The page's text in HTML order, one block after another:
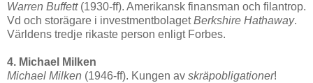
Warren Buffett(1930-ff). Amerikansk finansman och filantrop.
Vd och storägare i investmentbolagetBerkshire Hathaway.
Världens tredje rikaste person enligt Forbes.
4. Michael Milken
Michael Milken (1946-ff). Kungen av skräpobligationer!